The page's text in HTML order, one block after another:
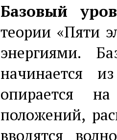
Базовый
теории «Пяти
энергиями.
начинается
опирается
положений,
вводятся